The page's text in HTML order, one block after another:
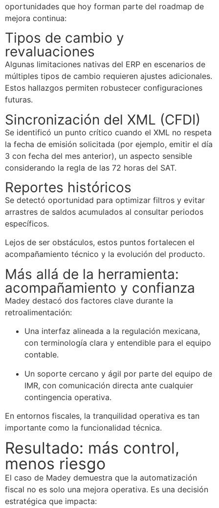
oportunidades que hoy forman parte del roadmap de
mejora continua:
Tipos de cambio y
revaluaciones
Algunas limitaciones nativas del ERP en escenarios de
múltiples tipos de cambio requieren ajustes adicionales.
Estos hallazgos permiten robustecer configuraciones
futuras.
Sincronización del XML (CFDI)
Se identificó un punto crítico cuando el XML no respeta
la fecha de emisión solicitada (por ejemplo, emitir el día
3 con fecha del mes anterior), un aspecto sensible
considerando la regla de las 72 horas del SAT.
Reportes históricos
Se detectó oportunidad para optimizar filtros y evitar
arrastres de saldos acumulados al consultar periodos
específicos.
Lejos de ser obstáculos, estos puntos fortalecen el
acompañamiento técnico y la evolución del producto.
Más allá de la herramienta:
acompañamiento y confianza
Madey destacó dos factores clave durante la
retroalimentación:
Una interfaz alineada a la regulación mexicana,
con terminología clara y entendible para el equipo
contable.
Un soporte cercano y ágil por parte del equipo de
IMR, con comunicación directa ante cualquier
contingencia operativa.
En entornos fiscales, la tranquilidad operativa es tan
importante como la funcionalidad técnica.
Resultado: más control,
menos riesgo
El caso de Madey demuestra que la automatización
fiscal no es solo una mejora operativa. Es una decisión
estratégica que impacta: